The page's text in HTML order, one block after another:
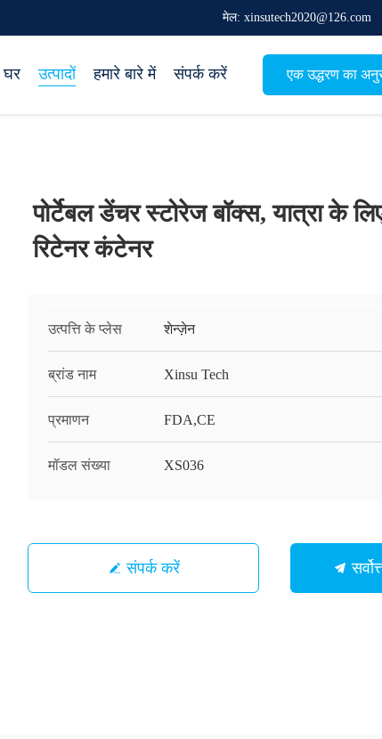
मेल: xinsutech2020@126.com
घर उत्पादों हमारे बारे में संपर्क करें एक उद्धरण का
पोर्टेबल डेंचर स्टोरेज बॉक्स, यात्रा के
रिटेनर कंटेनर
उत्पत्ति के प्लेस शेन्ज़ेन
ब्रांड नाम Xinsu Tech
प्रमाणन FDA,CE
मॉडल संख्या XS036
संपर्क करें